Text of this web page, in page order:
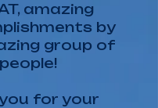
amazing
by
group of
for your